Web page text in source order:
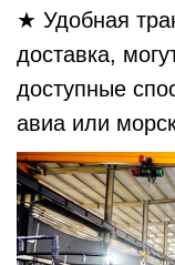
★ Удобная
доставка,
доступные
авиа или